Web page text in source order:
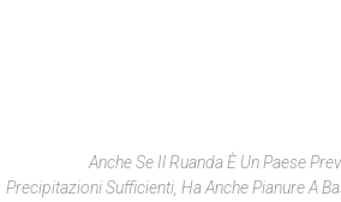
Anche Se Il Ruanda È Un Paese
Precipitazioni Sufficienti, Ha Anche Pianure A